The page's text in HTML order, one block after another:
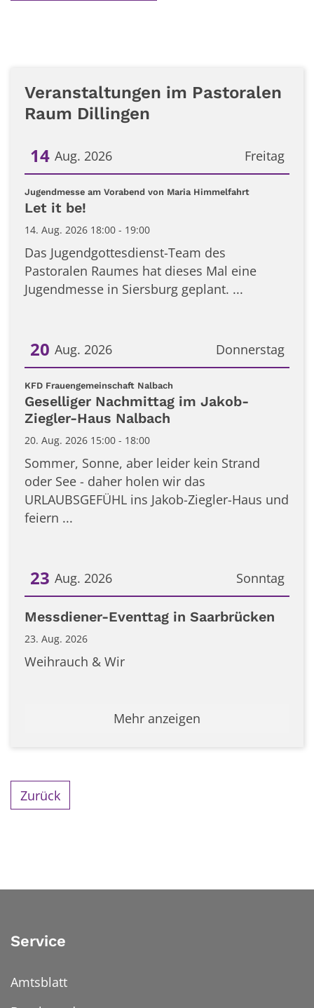
Veranstaltungen im Pastoralen
Raum Dillingen
Freitag
14 Aug. 2026
Datum: 14. August 2026
Jugendmesse am Vorabend von Maria Himmelfahrt:
Let it be!
14. Aug. 2026 18:00 - 19:00
Das Jugendgottesdienst-Team des
Pastoralen Raumes hat dieses Mal eine
Jugendmesse in Siersburg geplant. ...
Donnerstag
20 Aug. 2026
Datum: 20. August 2026
KFD Frauengemeinschaft Nalbach
Geselliger Nachmittag im Jakob-
Ziegler-Haus Nalbach
20. Aug. 2026 15:00 - 18:00
Sommer, Sonne, aber leider kein Strand
oder See - daher holen wir das
URLAUBSGEFÜHL ins Jakob-Ziegler-Haus und
feiern ...
Sonntag
23 Aug. 2026
Datum: 23. August 2026
Messdiener-Eventtag in Saarbrücken
23. Aug. 2026
Weihrauch & Wir
Mehr anzeigen
Zurück
Service
Amtsblatt